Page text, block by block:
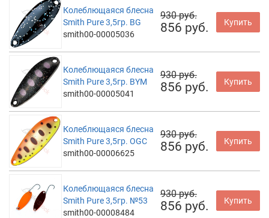
Колеблющаяся блесна
Smith Pure 3,5гр. BG
smith00-00005036
930 руб.
856 руб. Купить
Колеблющаяся блесна
Smith Pure 3,5гр. BYM
smith00-00005041
930 руб.
856 руб. Купить
Колеблющаяся блесна
Smith Pure 3,5гр. OGC
smith00-00006625
930 руб.
856 руб. Купить
Колеблющаяся блесна
Smith Pure 3,5гр. №53
smith00-00008484
930 руб.
856 руб. Купить